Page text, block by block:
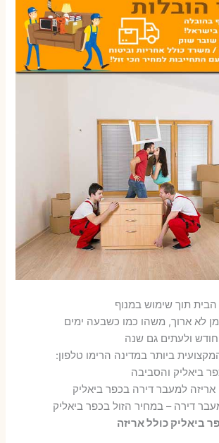
הבית תוך שימוש במנוף
לא ארוך, משהו כמו כשבעה ימים
ולעתים גם שנה
ביותר במדינה הרימו טלפון:
ביאליק והסביבה
אריזה למעבר דירה בכפר ביאליק
דירה – במחיר הזול בכפר ביאליק
ביאליק כולל אריזה